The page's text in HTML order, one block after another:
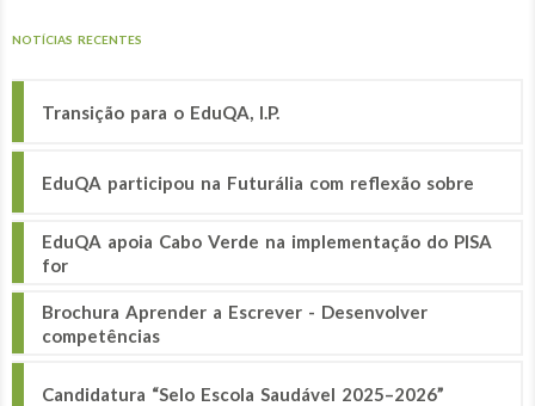
NOTÍCIAS RECENTES
Transição para o EduQA, I.P.
EduQA participou na Futurália com reflexão sobre
EduQA apoia Cabo Verde na implementação do PISA
for
Brochura Aprender a Escrever - Desenvolver
competências
Candidatura “Selo Escola Saudável 2025–2026”